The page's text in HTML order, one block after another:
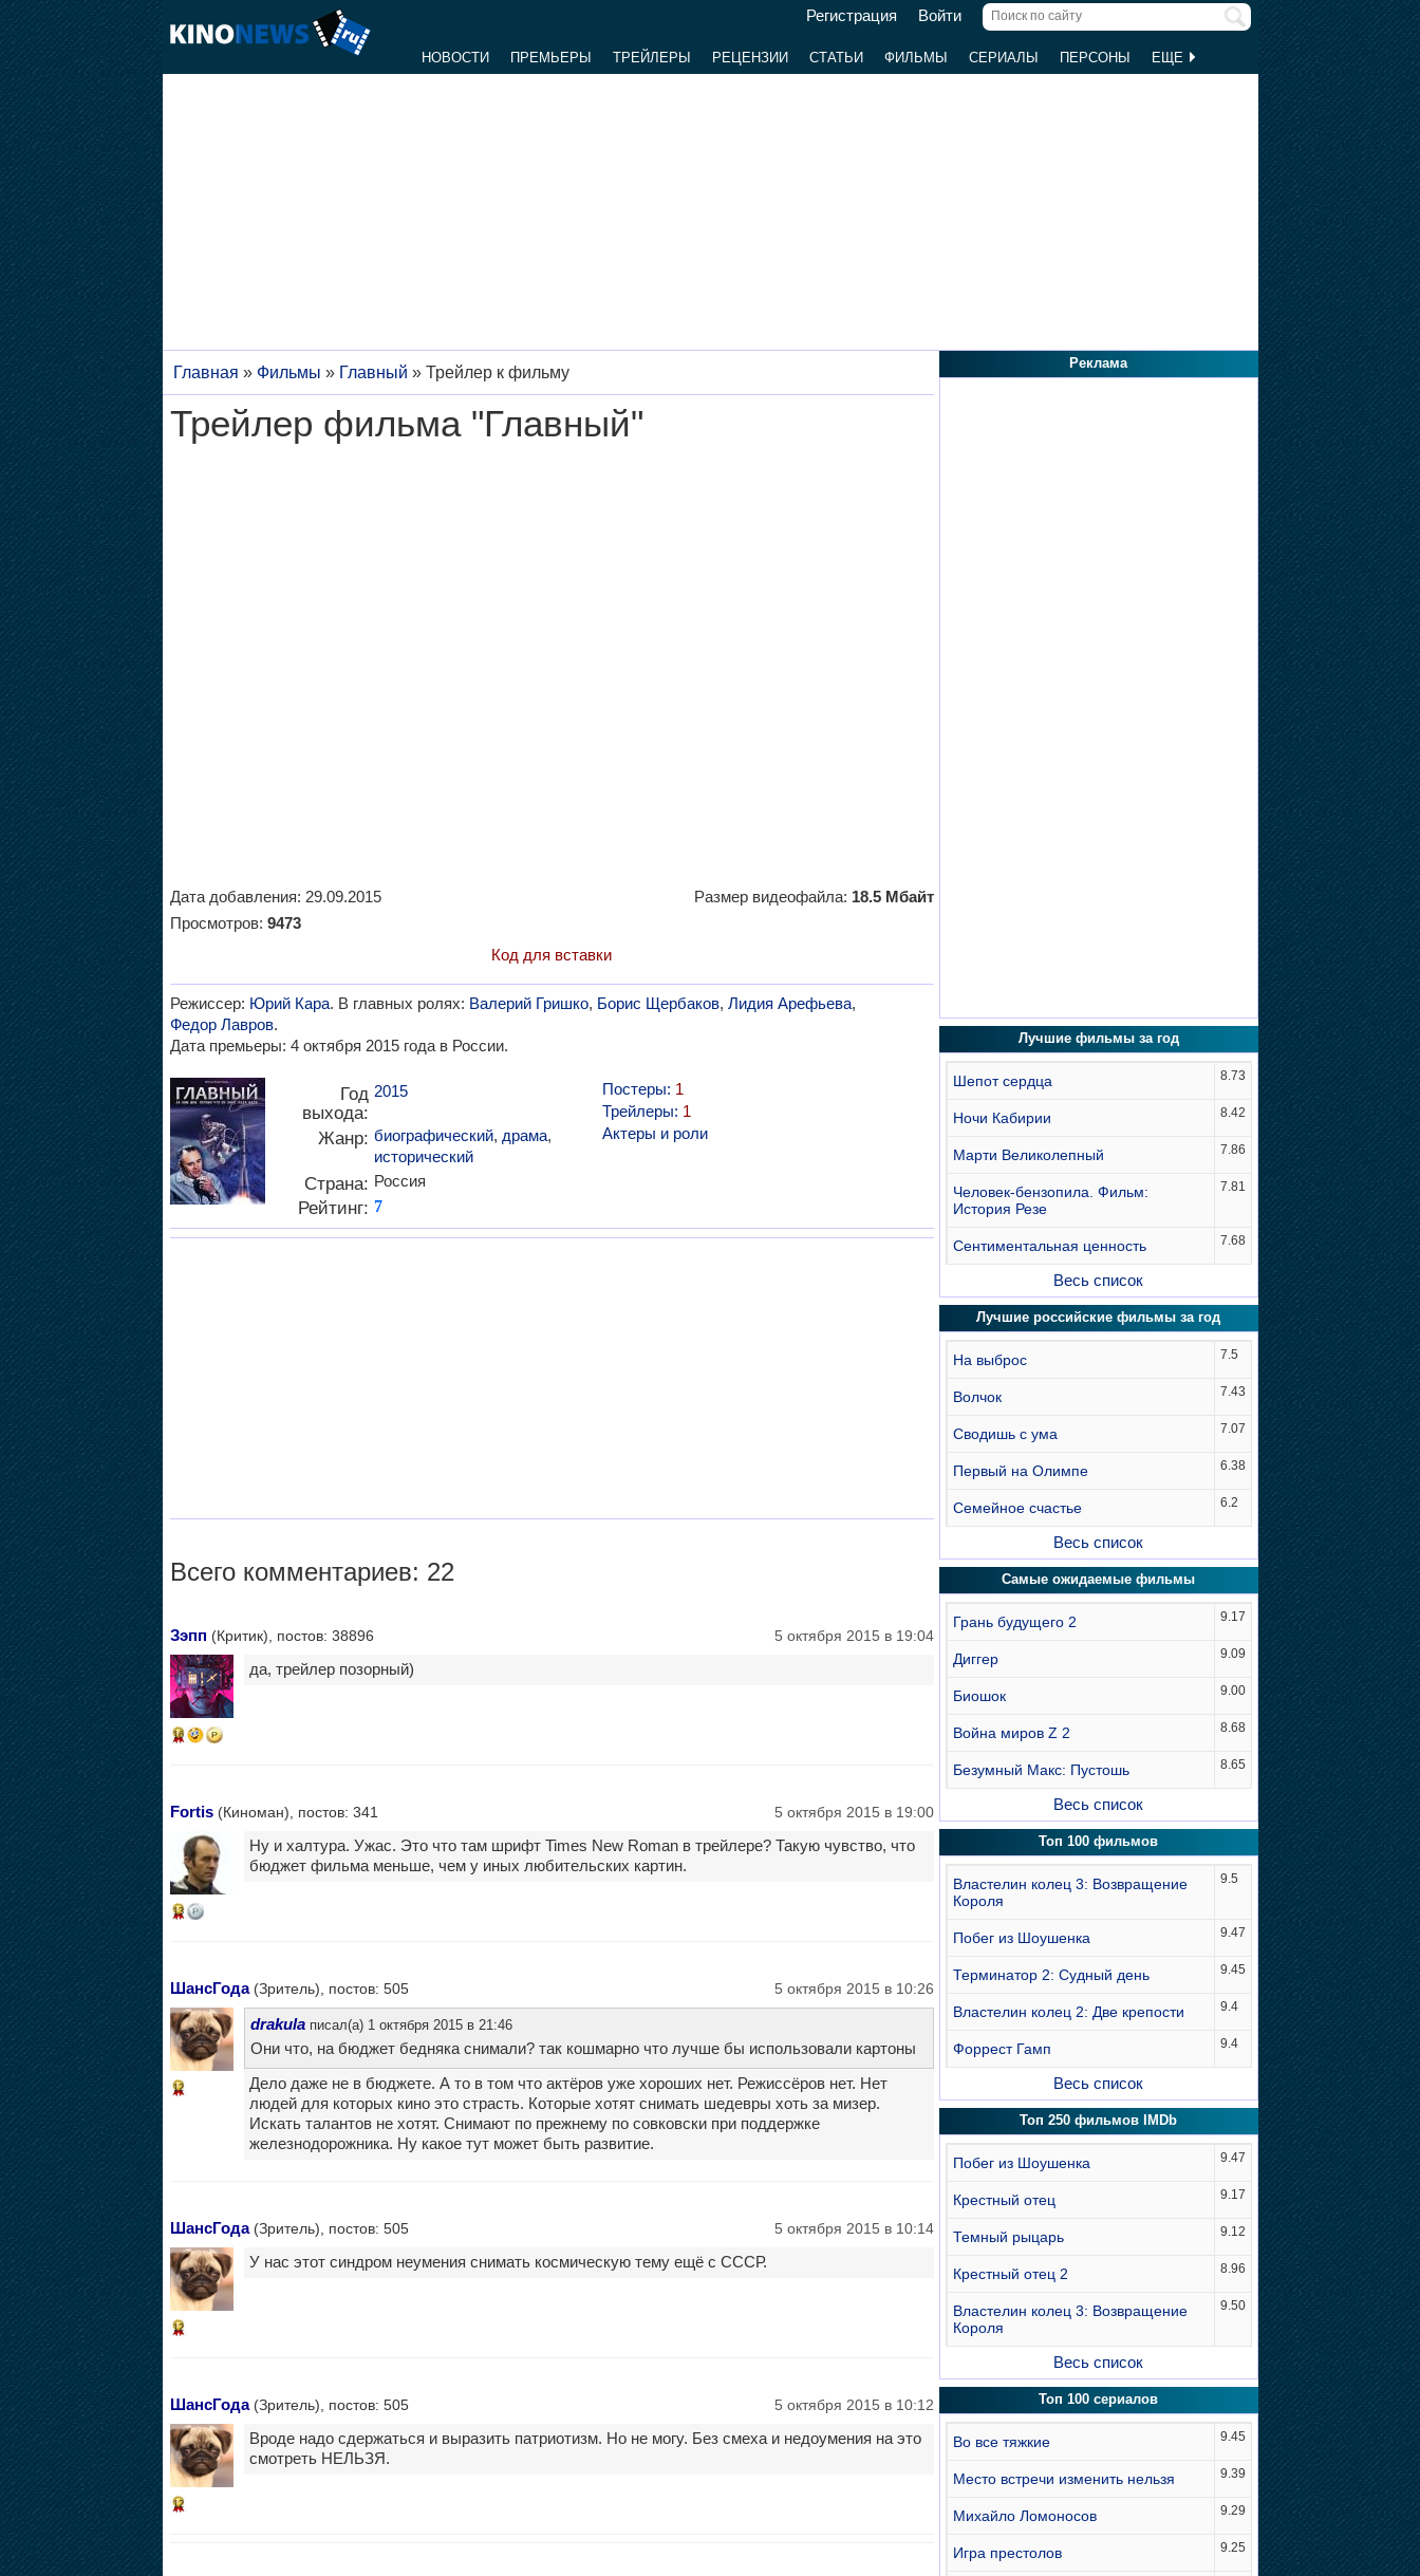
Регистрация Войти
НОВОСТИ ПРЕМЬЕРЫ ТРЕЙЛЕРЫ РЕЦЕНЗИИ СТАТЬИ ФИЛЬМЫ СЕРИАЛЫ ПЕРСОНЫ ЕЩЕ
Главная » Фильмы » Главный » Трейлер к фильму
Трейлер фильма "Главный"
Дата добавления: 29.09.2015 Размер видеофайла: 18.5 Мбайт
Просмотров: 9473
Код для вставки
Режиссер: Юрий Кара. В главных ролях: Валерий Гришко, Борис Щербаков, Лидия Арефьева,
Федор Лавров.
Дата премьеры: 4 октября 2015 года в России.
Год
выхода:
2015
Жанр: биографический, драма,
исторический
Страна: Россия
Рейтинг: 7
Постеры: 1
Трейлеры: 1
Актеры и роли
Всего комментариев: 22
Зэпп (Критик), постов: 38896 5 октября 2015 в 19:04
16
да, трейлер позорный)
Fortis(Киноман), постов: 341 5 октября 2015 в 19:00
13
Ну и халтура. Ужас. Это что там шрифт Times New Roman в трейлере? Такую чувство, что
бюджет фильма меньше, чем у иных любительских картин.
ШансГода(Зритель), постов: 505 5 октября 2015 в 10:26
12
drakulaписал(а) 1 октября 2015 в 21:46
Они что, на бюджет бедняка снимали? так кошмарно что лучше бы использовали картоны
Дело даже не в бюджете. А то в том что актёров уже хороших нет. Режиссёров нет. Нет
людей для которых кино это страсть. Которые хотят снимать шедевры хоть за мизер.
Искать талантов не хотят. Снимают по прежнему по совковски при поддержке
железнодорожника. Ну какое тут может быть развитие.
ШансГода(Зритель), постов: 505 5 октября 2015 в 10:14
12
У нас этот синдром неумения снимать космическую тему ещё с СССР.
ШансГода(Зритель), постов: 505 5 октября 2015 в 10:12
12
Вроде надо сдержаться и выразить патриотизм. Но не могу. Без смеха и недоумения на это
смотреть НЕЛЬЗЯ.
Реклама
Лучшие фильмы за год
Шепот сердца 8.73
Ночи Кабирии 8.42
Марти Великолепный 7.86
Человек-бензопила. Фильм:
История Резе
7.81
Сентиментальная ценность 7.68
Весь список
Лучшие российские фильмы за год
На выброс 7.5
Волчок 7.43
Сводишь с ума 7.07
Первый на Олимпе 6.38
Семейное счастье 6.2
Весь список
Самые ожидаемые фильмы
Грань будущего 2 9.17
Диггер 9.09
Биошок 9.00
Война миров Z 2 8.68
Безумный Макс: Пустошь 8.65
Весь список
Топ 100 фильмов
Властелин колец 3: Возвращение
Короля
9.5
Побег из Шоушенка 9.47
Терминатор 2: Судный день 9.45
Властелин колец 2: Две крепости 9.4
Форрест Гамп 9.4
Весь список
Топ 250 фильмов IMDb
Побег из Шоушенка 9.47
Крестный отец 9.17
Темный рыцарь 9.12
Крестный отец 2 8.96
Властелин колец 3: Возвращение
Короля
9.50
Весь список
Топ 100 сериалов
Во все тяжкие 9.45
Место встречи изменить нельзя 9.39
Михайло Ломоносов 9.29
Игра престолов 9.25